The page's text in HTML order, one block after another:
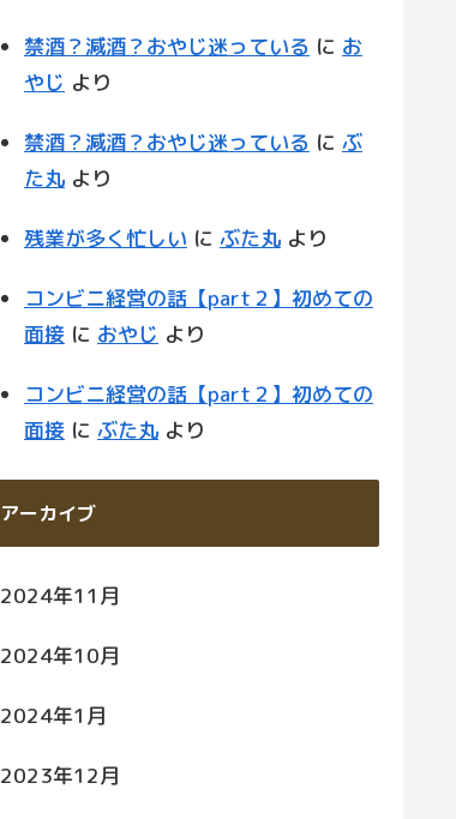
禁酒？減酒？おやじ迷っている に お
やじ より
禁酒？減酒？おやじ迷っている に ぶ
た丸 より
残業が多く忙しい に ぶた丸 より
コンビニ経営の話【part２】初めての
面接 に おやじ より
コンビニ経営の話【part２】初めての
面接 に ぶた丸 より
アーカイブ
2024年11月
2024年10月
2024年1月
2023年12月